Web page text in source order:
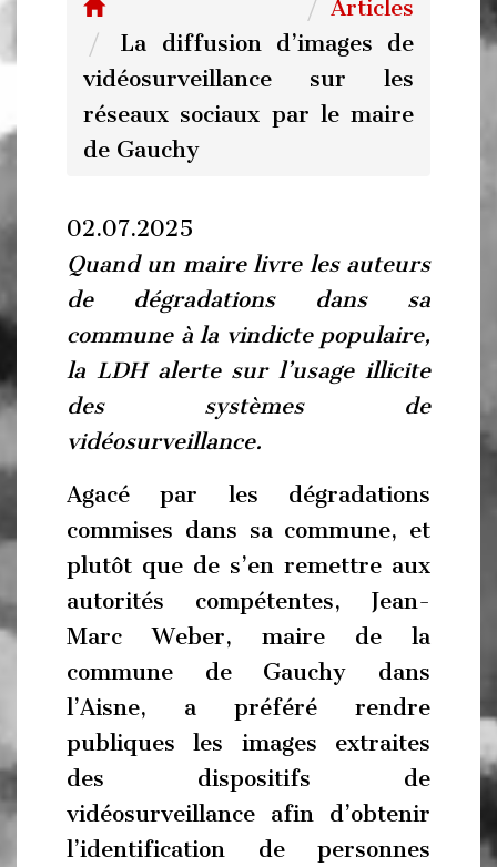
Articles
La diffusion d’images de
vidéosurveillance sur les
réseaux sociaux par le maire
de Gauchy
02.07.2025
Quand un maire livre les auteurs
de dégradations dans sa
commune à la vindicte populaire,
la LDH alerte sur l’usage illicite
des systèmes de
vidéosurveillance.
Agacé par les dégradations
commises dans sa commune, et
plutôt que de s’en remettre aux
autorités compétentes, Jean-
Marc Weber, maire de la
commune de Gauchy dans
l’Aisne, a préféré rendre
publiques les images extraites
des dispositifs de
vidéosurveillance afin d’obtenir
l’identification de personnes